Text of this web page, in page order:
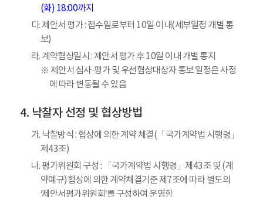
(화) 18:00까지
다. 제안서 평가 : 접수일로부터 10일 이내(세부일정 개별 통
보)
라. 계약협상일시 : 제안서 평가 후 10일 이내 개별 통지
※ 제안서 심사·평가 및 우선협상대상자 통보 일정은 사정
에 따라 변동될 수 있음
낙찰자 선정 및 협상방법
가. 낙찰방식 : 협상에 의한 계약 체결(「국가계약법 시행령」
제43조)
나. 평가위원회 구성 : 「국가계약법 시행령」제43조 및 (계
약예규)협상에 의한 계약체결기준 제7조에 따라 별도의
‘제안서평가위원회’를 구성하여 운영함